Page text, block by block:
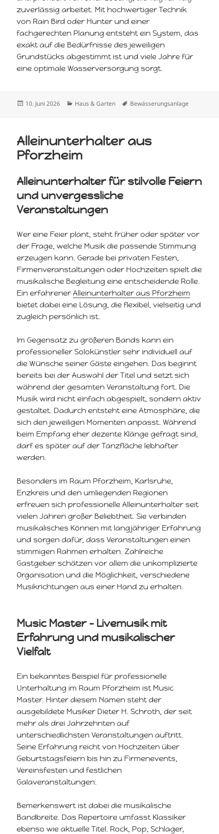
zuverlässig arbeitet. Mit hochwertiger Technik
von Rain Bird oder Hunter und einer
fachgerechten Planung entsteht ein System, das
exakt auf die Bedürfnisse des jeweiligen
Grundstücks abgestimmt ist und viele Jahre für
eine optimale Wasserversorgung sorgt.
Veröffentlicht
10. Juni 2026 Kategorien
Haus & Garten Schlagwörter
Bewässerungsanlage
Alleinunterhalter aus
Pforzheim
Alleinunterhalter für stilvolle Feiern
und unvergessliche
Veranstaltungen
Wer eine Feier plant, steht früher oder später vor
der Frage, welche Musik die passende Stimmung
erzeugen kann. Gerade bei privaten Festen,
Firmenveranstaltungen oder Hochzeiten spielt die
musikalische Begleitung eine entscheidende Rolle.
Ein erfahrenerAlleinunterhalter aus Pforzheim
bietet dabei eine Lösung, die flexibel, vielseitig und
zugleich persönlich ist.
Im Gegensatz zu größeren Bands kann ein
professioneller Solokünstler sehr individuell auf
die Wünsche seiner Gäste eingehen. Das beginnt
bereits bei der Auswahl der Titel und setzt sich
während der gesamten Veranstaltung fort. Die
Musik wird nicht einfach abgespielt, sondern aktiv
gestaltet. Dadurch entsteht eine Atmosphäre, die
sich den jeweiligen Momenten anpasst. Während
beim Empfang eher dezente Klänge gefragt sind,
darf es später auf der Tanzfläche lebhafter
werden.
Besonders im Raum Pforzheim, Karlsruhe,
Enzkreis und den umliegenden Regionen
erfreuen sich professionelle Alleinunterhalter seit
vielen Jahren großer Beliebtheit. Sie verbinden
musikalisches Können mit langjähriger Erfahrung
und sorgen dafür, dass Veranstaltungen einen
stimmigen Rahmen erhalten. Zahlreiche
Gastgeber schätzen vor allem die unkomplizierte
Organisation und die Möglichkeit, verschiedene
Musikrichtungen aus einer Hand zu erhalten.
Music Master – Livemusik mit
Erfahrung und musikalischer
Vielfalt
Ein bekanntes Beispiel für professionelle
Unterhaltung im Raum Pforzheim ist Music
Master. Hinter diesem Namen steht der
ausgebildete Musiker Dieter H. Schroth, der seit
mehr als drei Jahrzehnten auf
unterschiedlichsten Veranstaltungen auftritt.
Seine Erfahrung reicht von Hochzeiten über
Geburtstagsfeiern bis hin zu Firmenevents,
Vereinsfesten und festlichen
Galaveranstaltungen.
Bemerkenswert ist dabei die musikalische
Bandbreite. Das Repertoire umfasst Klassiker
ebenso wie aktuelle Titel. Rock, Pop, Schlager,